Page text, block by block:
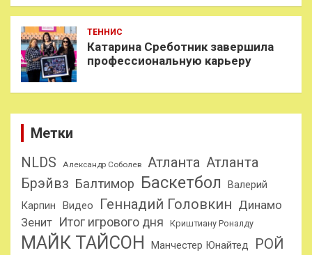
ТЕННИС
Катарина Среботник завершила
профессиональную карьеру
Метки
NLDS
Александр Соболев Атланта Атланта
Брэйвз Балтимор Баскетбол
Валерий
Карпин
Видео Геннадий Головкин Динамо
Зенит Итог игрового дня Криштиану Роналду
МАЙК ТАЙСОН Манчестер Юнайтед
РОЙ